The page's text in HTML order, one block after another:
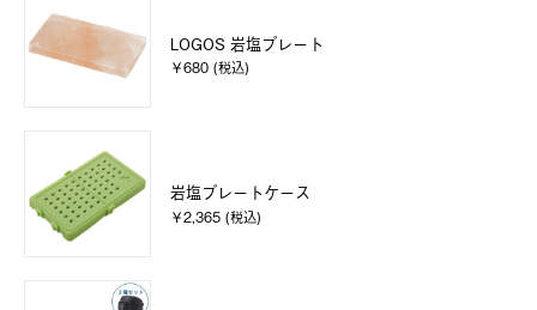
LOGOS 岩塩プレート
￥680 (税込)
岩塩プレートケース
￥2,365 (税込)